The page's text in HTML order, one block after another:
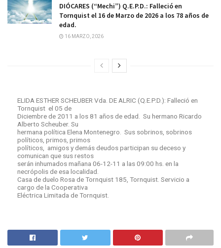
DIÓCARES (“Mechi”) Q.E.P.D.: Falleció en
Tornquist el 16 de Marzo de 2026 a los 78 años de
edad.
16 MARZO, 2026
ELIDA ESTHER SCHEUBER Vda. DE ALRIC (Q.E.P.D.): Falleció en
Tornquist el 05 de
Diciembre de 2011 a los 81 años de edad. Su hermano Ricardo
Alberto Scheuber. Su
hermana política Elena Montenegro. Sus sobrinos, sobrinos
políticos, primos, primos
políticos, amigos y demás deudos participan su deceso y
comunican que sus restos
serán inhumados mañana 06-12-11 a las 09:00 hs. en la
necrópolis de esa localidad.
Casa de duelo Rosa de Tornquist 185, Tornquist. Servicio a
cargo de la Cooperativa
Eléctrica Limitada de Tornquist.